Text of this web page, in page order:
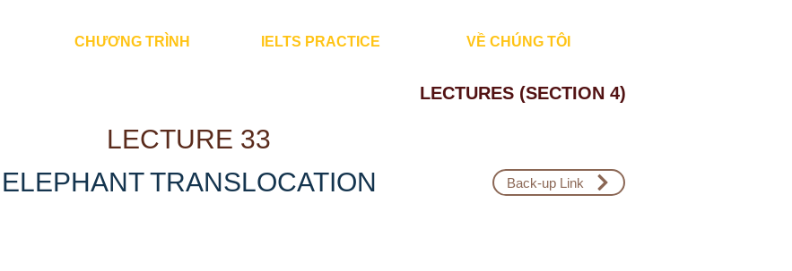
CHƯƠNG TRÌNH IELTS PRACTICE VỀ CHÚNG TÔI
LECTURES (SECTION 4)
LECTURE 33
ELEPHANT TRANSLOCATION
Back-up Link